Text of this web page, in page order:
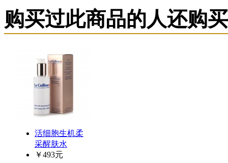
购买过此商品的人还购
活细胞生机柔
采醒肤水
￥493元